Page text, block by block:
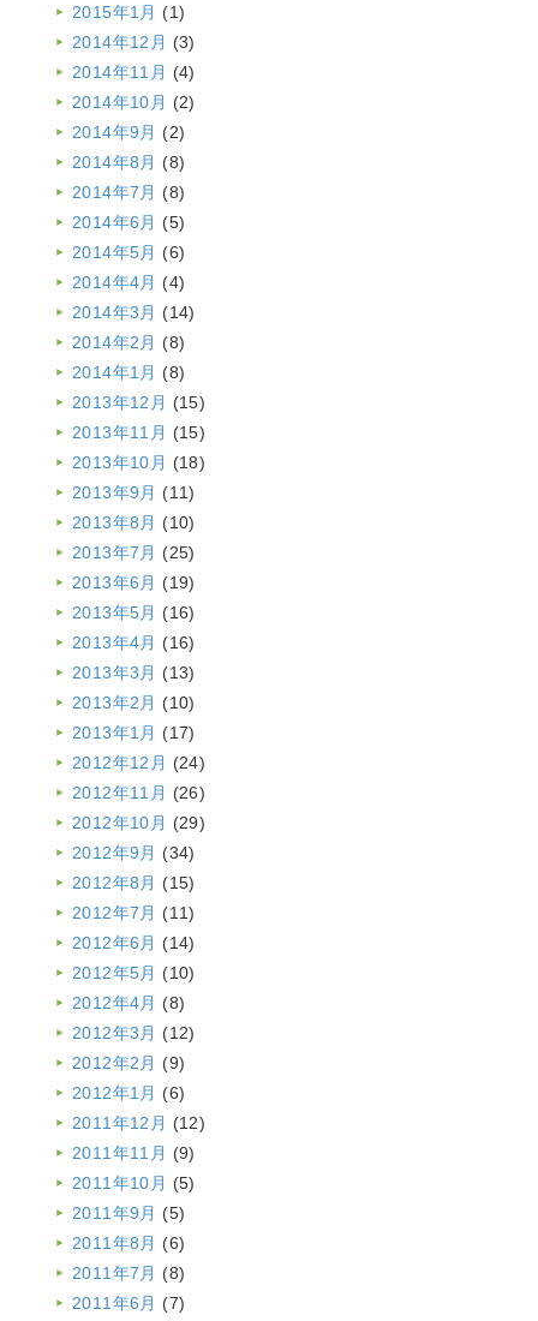
2015年1月 (1)
2014年12月 (3)
2014年11月 (4)
2014年10月 (2)
2014年9月 (2)
2014年8月 (8)
2014年7月 (8)
2014年6月 (5)
2014年5月 (6)
2014年4月 (4)
2014年3月 (14)
2014年2月 (8)
2014年1月 (8)
2013年12月 (15)
2013年11月 (15)
2013年10月 (18)
2013年9月 (11)
2013年8月 (10)
2013年7月 (25)
2013年6月 (19)
2013年5月 (16)
2013年4月 (16)
2013年3月 (13)
2013年2月 (10)
2013年1月 (17)
2012年12月 (24)
2012年11月 (26)
2012年10月 (29)
2012年9月 (34)
2012年8月 (15)
2012年7月 (11)
2012年6月 (14)
2012年5月 (10)
2012年4月 (8)
2012年3月 (12)
2012年2月 (9)
2012年1月 (6)
2011年12月 (12)
2011年11月 (9)
2011年10月 (5)
2011年9月 (5)
2011年8月 (6)
2011年7月 (8)
2011年6月 (7)